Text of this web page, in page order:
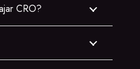
CRO?